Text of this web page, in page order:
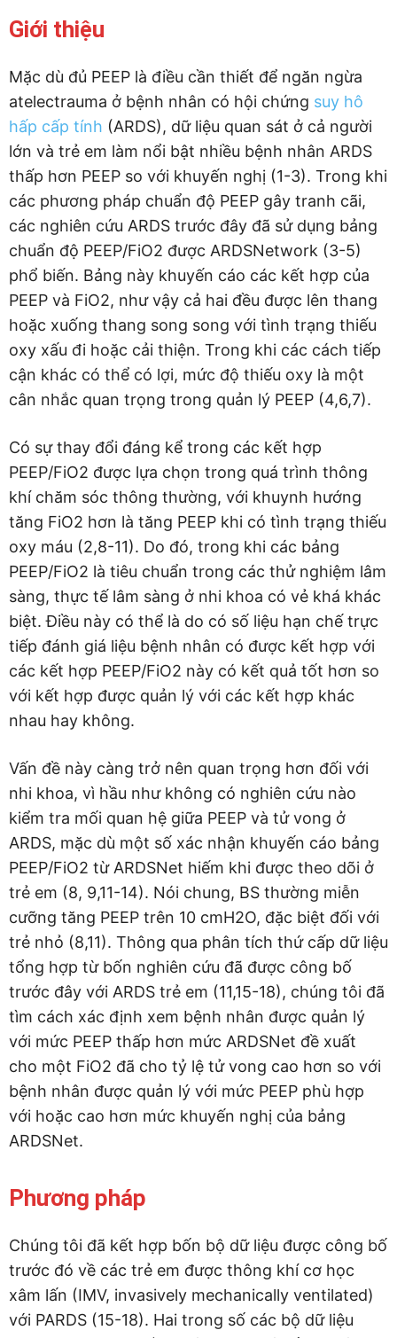
Giới thiệu
Mặc dù đủ PEEP là điều cần thiết để ngăn ngừa
atelectrauma ở bệnh nhân có hội chứng suy hô
hấp cấp tính (ARDS), dữ liệu quan sát ở cả người
lớn và trẻ em làm nổi bật nhiều bệnh nhân ARDS
thấp hơn PEEP so với khuyến nghị (1-3). Trong khi
các phương pháp chuẩn độ PEEP gây tranh cãi,
các nghiên cứu ARDS trước đây đã sử dụng bảng
chuẩn độ PEEP/FiO2 được ARDSNetwork (3-5)
phổ biến. Bảng này khuyến cáo các kết hợp của
PEEP và FiO2, như vậy cả hai đều được lên thang
hoặc xuống thang song song với tình trạng thiếu
oxy xấu đi hoặc cải thiện. Trong khi các cách tiếp
cận khác có thể có lợi, mức độ thiếu oxy là một
cân nhắc quan trọng trong quản lý PEEP (4,6,7).
Có sự thay đổi đáng kể trong các kết hợp
PEEP/FiO2 được lựa chọn trong quá trình thông
khí chăm sóc thông thường, với khuynh hướng
tăng FiO2 hơn là tăng PEEP khi có tình trạng thiếu
oxy máu (2,8-11). Do đó, trong khi các bảng
PEEP/FiO2 là tiêu chuẩn trong các thử nghiệm lâm
sàng, thực tế lâm sàng ở nhi khoa có vẻ khá khác
biệt. Điều này có thể là do có số liệu hạn chế trực
tiếp đánh giá liệu bệnh nhân có được kết hợp với
các kết hợp PEEP/FiO2 này có kết quả tốt hơn so
với kết hợp được quản lý với các kết hợp khác
nhau hay không.
Vấn đề này càng trở nên quan trọng hơn đối với
nhi khoa, vì hầu như không có nghiên cứu nào
kiểm tra mối quan hệ giữa PEEP và tử vong ở
ARDS, mặc dù một số xác nhận khuyến cáo bảng
PEEP/FiO2 từ ARDSNet hiếm khi được theo dõi ở
trẻ em (8, 9,11-14). Nói chung, BS thường miễn
cưỡng tăng PEEP trên 10 cmH2O, đặc biệt đối với
trẻ nhỏ (8,11). Thông qua phân tích thứ cấp dữ liệu
tổng hợp từ bốn nghiên cứu đã được công bố
trước đây với ARDS trẻ em (11,15-18), chúng tôi đã
tìm cách xác định xem bệnh nhân được quản lý
với mức PEEP thấp hơn mức ARDSNet đề xuất
cho một FiO2 đã cho tỷ lệ tử vong cao hơn so với
bệnh nhân được quản lý với mức PEEP phù hợp
với hoặc cao hơn mức khuyến nghị của bảng
ARDSNet.
Phương pháp
Chúng tôi đã kết hợp bốn bộ dữ liệu được công bố
trước đó về các trẻ em được thông khí cơ học
xâm lấn (IMV, invasively mechanically ventilated)
với PARDS (15-18). Hai trong số các bộ dữ liệu